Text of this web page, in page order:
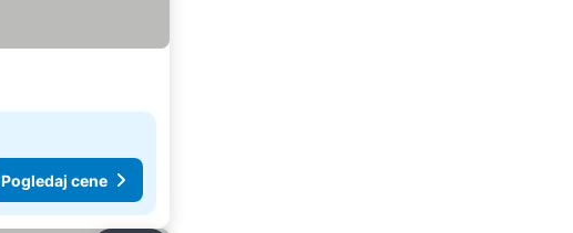
Pogledaj cene